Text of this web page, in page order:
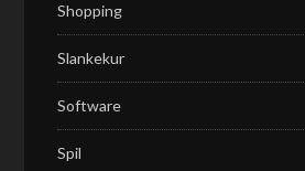
Shopping
Slankekur
Software
Spil